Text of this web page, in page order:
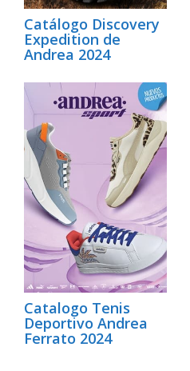
Catálogo Discovery
Expedition de
Andrea 2024
Catalogo Tenis
Deportivo Andrea
Ferrato 2024